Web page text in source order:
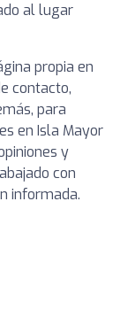
al lugar
propia en
contacto,
para
en Isla Mayor
y
con
informada.